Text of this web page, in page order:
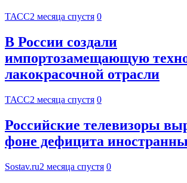
ТАСС2 месяца спустя 0
В России создали
импортозамещающую
лакокрасочной отрасли
ТАСС2 месяца спустя 0
Российские телевизоры
фоне дефицита
Sostav.ru2 месяца спустя 0